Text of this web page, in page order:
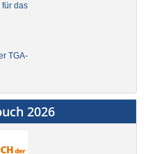
für das
TGA-
2026